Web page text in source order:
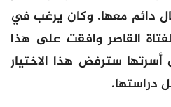
دائم معها. وكان يرغب في
القاصر وافقت على هذا
أسرتها سترفض هذا الاختيار
دراستها.